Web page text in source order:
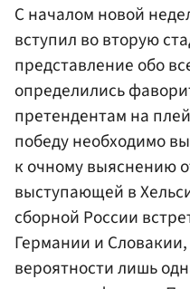
С началом новой
вступил во вторую
представление обо
определились
претендентам на
победу необходимо
к очному выяснению
выступающей в
сборной России
Германии и
вероятности лишь